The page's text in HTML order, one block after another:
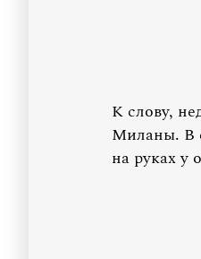
К слову,
Миланы. В
на руках у